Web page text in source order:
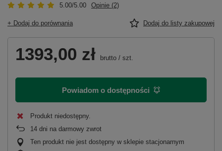
5.00/5.00 Opinie (2)
+ Dodaj do porównania Dodaj do listy zakupowej
1393,00 zł brutto / szt.
Powiadom o dostępności
Produkt niedostępny
14 dni na darmowy zwrot
Ten produkt nie jest dostępny w sklepie stacjonarnym